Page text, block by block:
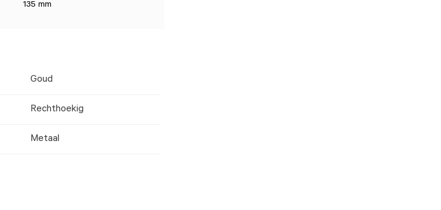
135 mm
Goud
Rechthoekig
Metaal